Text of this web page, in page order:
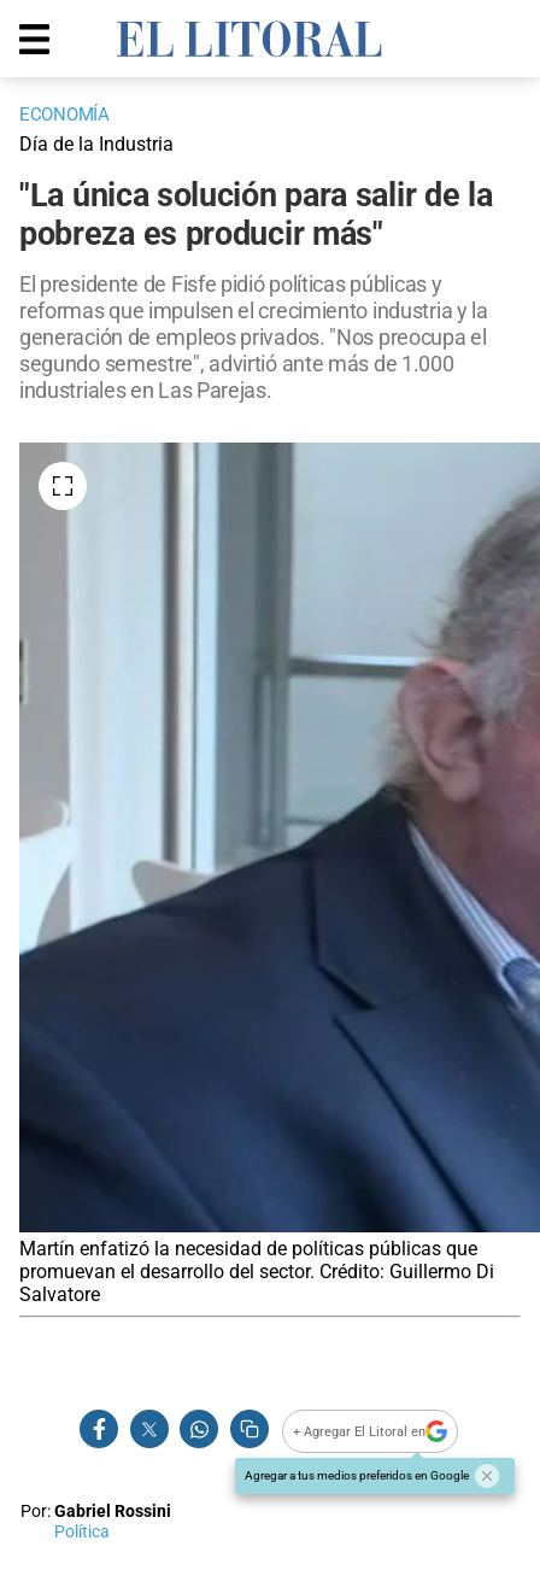
ECONOMÍA
Día de la Industria
"La única solución para salir de la
pobreza es producir más"
El presidente de Fisfe pidió políticas públicas y
reformas que impulsen el crecimiento industria y la
generación de empleos privados. "Nos preocupa el
segundo semestre", advirtió ante más de 1.000
industriales en Las Parejas.
Martín enfatizó la necesidad de políticas públicas que
promuevan el desarrollo del sector. Crédito: Guillermo Di
Salvatore
+ Agregar El Litoral en
Agregar a tus medios preferidos en Google
Por:Gabriel Rossini
Política